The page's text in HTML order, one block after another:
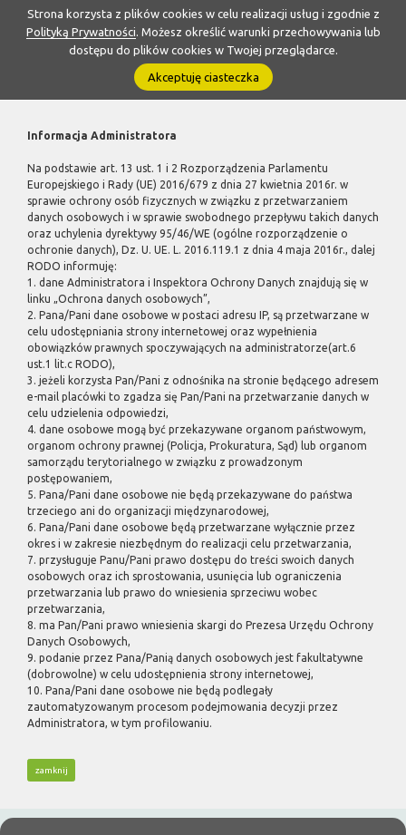
Strona korzysta z plików cookies w celu realizacji usług i zgodnie z
Polityką Prywatności. Możesz określić warunki przechowywania lub
dostępu do plików cookies w Twojej przeglądarce.
Akceptuję ciasteczka
Informacja Administratora
Na podstawie art. 13 ust. 1 i 2 Rozporządzenia Parlamentu
Europejskiego i Rady (UE) 2016/679 z dnia 27 kwietnia 2016r. w
sprawie ochrony osób fizycznych w związku z przetwarzaniem
danych osobowych i w sprawie swobodnego przepływu takich danych
oraz uchylenia dyrektywy 95/46/WE (ogólne rozporządzenie o
ochronie danych), Dz. U. UE. L. 2016.119.1 z dnia 4 maja 2016r., dalej
RODO informuję:
1. dane Administratora i Inspektora Ochrony Danych znajdują się w
linku „Ochrona danych osobowych”,
2. Pana/Pani dane osobowe w postaci adresu IP, są przetwarzane w
celu udostępniania strony internetowej oraz wypełnienia
obowiązków prawnych spoczywających na administratorze(art.6
ust.1 lit.c RODO),
3. jeżeli korzysta Pan/Pani z odnośnika na stronie będącego adresem
e-mail placówki to zgadza się Pan/Pani na przetwarzanie danych w
celu udzielenia odpowiedzi,
4. dane osobowe mogą być przekazywane organom państwowym,
organom ochrony prawnej (Policja, Prokuratura, Sąd) lub organom
samorządu terytorialnego w związku z prowadzonym
postępowaniem,
5. Pana/Pani dane osobowe nie będą przekazywane do państwa
trzeciego ani do organizacji międzynarodowej,
6. Pana/Pani dane osobowe będą przetwarzane wyłącznie przez
okres i w zakresie niezbędnym do realizacji celu przetwarzania,
7. przysługuje Panu/Pani prawo dostępu do treści swoich danych
osobowych oraz ich sprostowania, usunięcia lub ograniczenia
przetwarzania lub prawo do wniesienia sprzeciwu wobec
przetwarzania,
8. ma Pan/Pani prawo wniesienia skargi do Prezesa Urzędu Ochrony
Danych Osobowych,
9. podanie przez Pana/Panią danych osobowych jest fakultatywne
(dobrowolne) w celu udostępnienia strony internetowej,
10. Pana/Pani dane osobowe nie będą podlegały
zautomatyzowanym procesom podejmowania decyzji przez
Administratora, w tym profilowaniu.
zamknij